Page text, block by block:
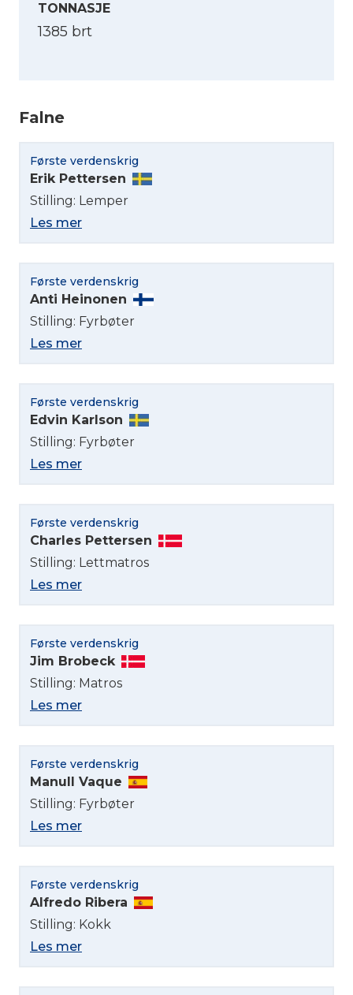
TONNASJE
1385 brt
Falne
Første verdenskrig
Erik Pettersen
Stilling: Lemper
Les mer
Første verdenskrig
Anti Heinonen
Stilling: Fyrbøter
Les mer
Første verdenskrig
Edvin Karlson
Stilling: Fyrbøter
Les mer
Første verdenskrig
Charles Pettersen
Stilling: Lettmatros
Les mer
Første verdenskrig
Jim Brobeck
Stilling: Matros
Les mer
Første verdenskrig
Manull Vaque
Stilling: Fyrbøter
Les mer
Første verdenskrig
Alfredo Ribera
Stilling: Kokk
Les mer